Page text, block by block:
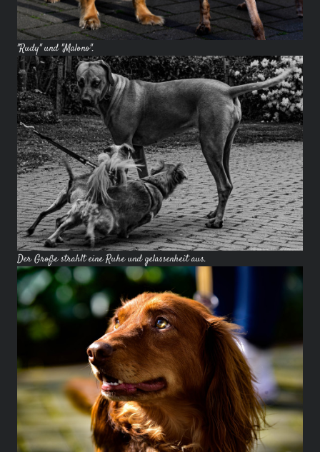
"Rudy" und "Malono".
Der Große strahlt eine Ruhe und gelassenheit aus.